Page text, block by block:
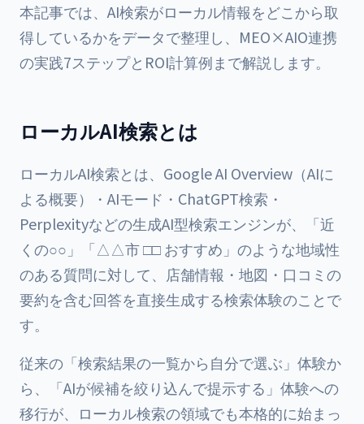
本記事では、AI検索がローカル情報をどこから取
得しているかをデータで整理し、MEO×AIO連携
の実践7ステップとROI計算例まで解説します。
ローカルAI検索とは
ローカルAI検索とは、Google AI Overview（AIに
よる概要）・AIモード・ChatGPT検索・
Perplexityなどの生成AI型検索エンジンが、「近
くの○○」「△△市 □□ おすすめ」のような地域性
のある質問に対して、店舗情報・地図・口コミの
要約を含む回答を直接生成する検索体験のことで
す。
従来の「検索結果の一覧から自分で選ぶ」体験か
ら、「AIが候補を絞り込んで提示する」体験への
移行が、ローカル検索の領域でも本格的に始まっ